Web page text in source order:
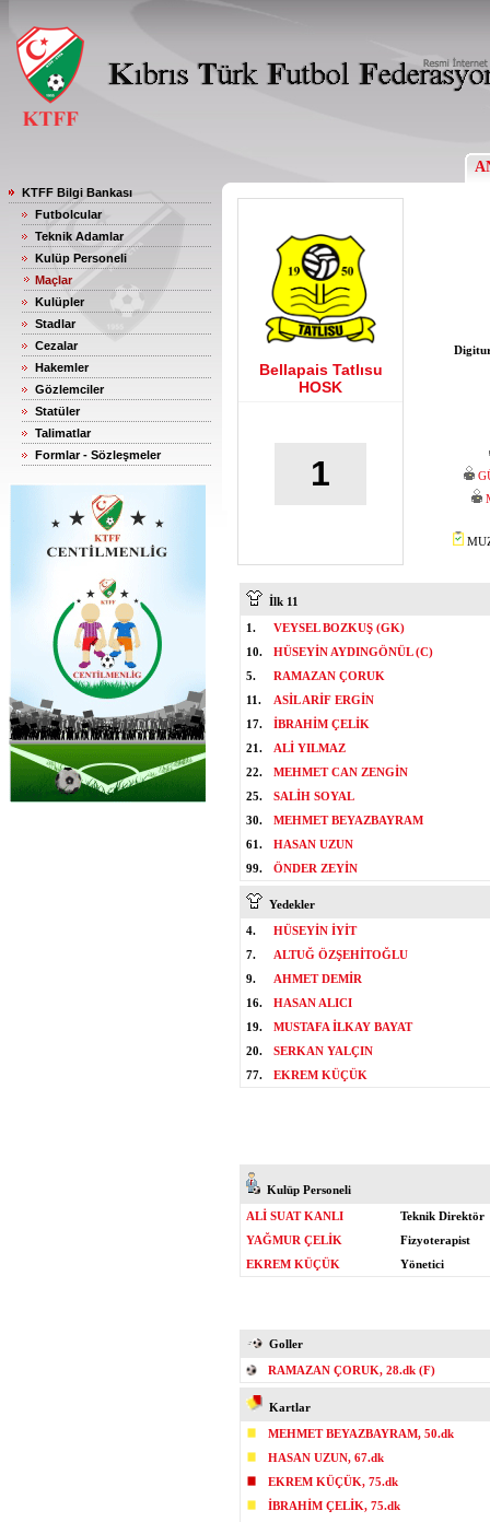
KTFF Bilgi Bankası
Futbolcular
Teknik Adamlar
Kulüp Personeli
Maçlar
Kulüpler
Stadlar
Cezalar
Hakemler
Gözlemciler
Statüler
Talimatlar
Formlar - Sözleşmeler
Bellapais Tatlısu
HOSK
1
İlk 11
1.
VEYSEL BOZKUŞ (GK)
10.
HÜSEYİN AYDINGÖNÜL (C)
5.
RAMAZAN ÇORUK
11.
ASİL ARİF ERGİN
17.
İBRAHİM ÇELİK
21.
ALİ YILMAZ
22.
MEHMET CAN ZENGİN
25.
SALİH SOYAL
30.
MEHMET BEYAZBAYRAM
61.
HASAN UZUN
99.
ÖNDER ZEYİN
Yedekler
4.
HÜSEYİN İYİT
7.
ALTUĞ ÖZŞEHİTOĞLU
9.
AHMET DEMİR
16.
HASAN ALICI
19.
MUSTAFA İLKAY BAYAT
20.
SERKAN YALÇIN
77.
EKREM KÜÇÜK
Kulüp Personeli
ALİ SUAT KANLI
Teknik Direktör
YAĞMUR ÇELİK
Fizyoterapist
EKREM KÜÇÜK
Yönetici
Goller
RAMAZAN ÇORUK, 28.dk (F)
Kartlar
MEHMET BEYAZBAYRAM, 50.dk
HASAN UZUN, 67.dk
EKREM KÜÇÜK, 75.dk
İBRAHİM ÇELİK, 75.dk